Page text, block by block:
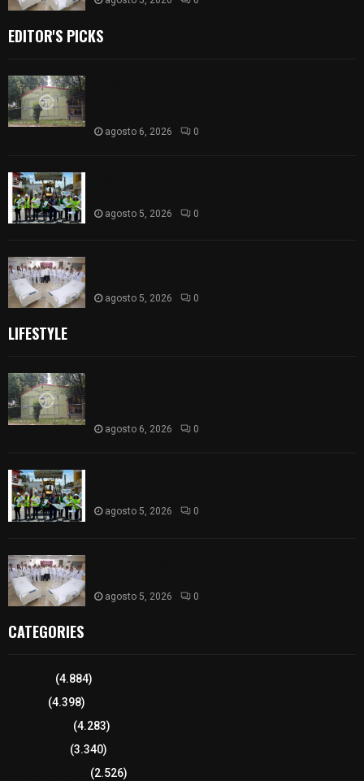
EDITOR'S PICKS
agosto 6, 2026 0
agosto 5, 2026 0
agosto 5, 2026 0
LIFESTYLE
agosto 6, 2026 0
agosto 5, 2026 0
agosto 5, 2026 0
CATEGORIES
(4.884)
(4.398)
(4.283)
(3.340)
(2.526)